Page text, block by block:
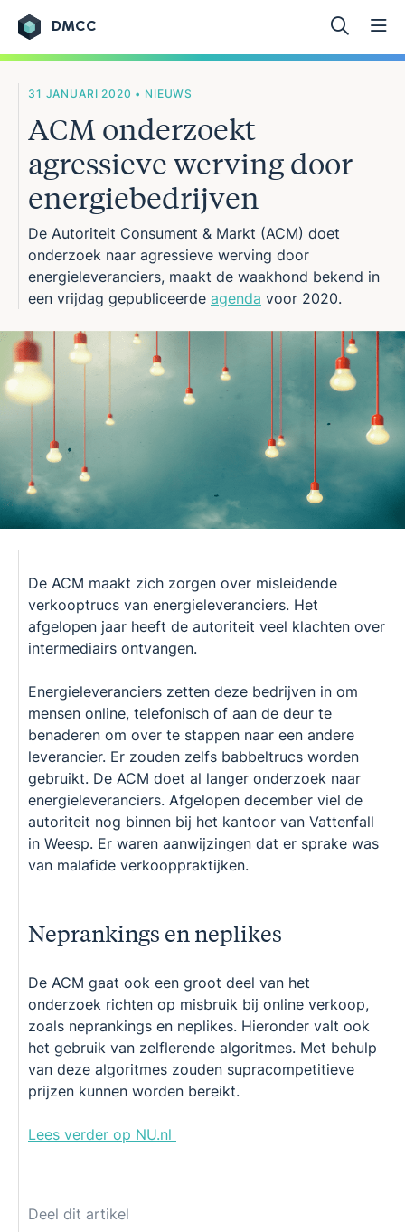
DMCC
31 JANUARI 2020 • NIEUWS
ACM onderzoekt
agressieve werving door
energiebedrijven
De Autoriteit Consument & Markt (ACM) doet
onderzoek naar agressieve werving door
energieleveranciers, maakt de waakhond bekend in
een vrijdag gepubliceerde agenda voor 2020.
De ACM maakt zich zorgen over misleidende
verkooptrucs van energieleveranciers. Het
afgelopen jaar heeft de autoriteit veel klachten over
intermediairs ontvangen.
Energieleveranciers zetten deze bedrijven in om
mensen online, telefonisch of aan de deur te
benaderen om over te stappen naar een andere
leverancier. Er zouden zelfs babbeltrucs worden
gebruikt. De ACM doet al langer onderzoek naar
energieleveranciers. Afgelopen december viel de
autoriteit nog binnen bij het kantoor van Vattenfall
in Weesp. Er waren aanwijzingen dat er sprake was
van malafide verkooppraktijken.
Neprankings en neplikes
De ACM gaat ook een groot deel van het
onderzoek richten op misbruik bij online verkoop,
zoals neprankings en neplikes. Hieronder valt ook
het gebruik van zelflerende algoritmes. Met behulp
van deze algoritmes zouden supracompetitieve
prijzen kunnen worden bereikt.
Lees verder op NU.nl
Deel dit artikel